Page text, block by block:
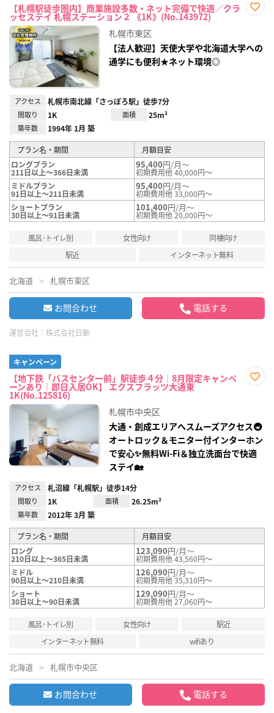
【札幌駅徒歩圏内】商業施設多数・ネット完備で快適／クラ
ッセステイ 札幌ステーション２ 《1K》(No.143972)
録
札幌市東区
【法人歓迎】天使大学や北海道大学への
通学にも便利★ネット環境◎
アクセス 札幌市南北線「さっぽろ駅」徒歩7分
間取り 1K 面積 25m²
築年数 1994年 1月 築
プラン名・期間
月額目安
ロングプラン
211日以上～366日未満
95,400円/月～
初期費用他 40,000円～
ミドルプラン
91日以上～211日未満
95,400円/月～
初期費用他 33,000円～
ショートプラン
30日以上～91日未満
101,400円/月～
初期費用他 20,000円～
風呂･トイレ別 女性向け
同棲向け
駅近
インターネット無料
北海道 札幌市東区
お問合わせ 電話する
運営会社： 株式会社日動
キャンペーン
【地下鉄「バスセンター前」駅徒歩４分｜8月限定キャンペ
ーンあり｜即日入居OK】 エクスフラッツ大通東
1K(No.125816)
札幌市中央区
大通・創成エリアへスムーズアクセス🚇
オートロック＆モニター付インターホン
で安心✨無料Wi‑Fi＆独立洗面台で快適
ステイ🏡
アクセス 札沼線「札幌駅」徒歩14分
間取り 1K 面積 26.25m²
築年数 2012年 3月 築
プラン名・期間
月額目安
ロング
210日以上～365日未満
123,090円/月～
初期費用他 43,560円～
ミドル
90日以上～210日未満
126,090円/月～
初期費用他 35,310円～
ショート
30日以上～90日未満
129,090円/月～
初期費用他 27,060円～
風呂･トイレ別 女性向け
駅近
インターネット無料
wifiあり
北海道 札幌市中央区
お問合わせ 電話する